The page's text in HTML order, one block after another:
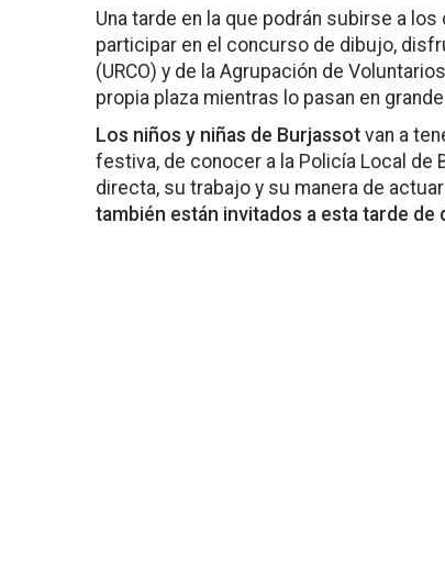
Una tarde en la que podrán subirse a
participar en el concurso de dibujo,
(URCO) y de la Agrupación de
propia plaza mientras lo pasan en
Los niños y niñas de Burjassot van a
festiva, de conocer a la Policía Local de
directa, su trabajo y su manera de
también están invitados a esta tarde de